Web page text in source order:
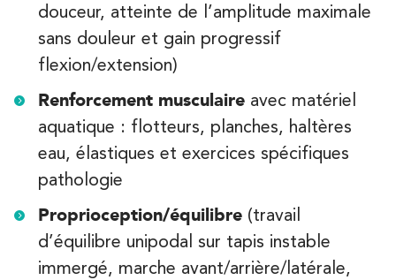
douceur, atteinte de l’amplitude maximale
sans douleur et gain progressif
flexion/extension)
Renforcement musculaire avec matériel
aquatique : flotteurs, planches, haltères
eau, élastiques et exercices spécifiques
pathologie
Proprioception/équilibre(travail
d’équilibre unipodal sur tapis instable
immergé, marche avant/arrière/latérale,